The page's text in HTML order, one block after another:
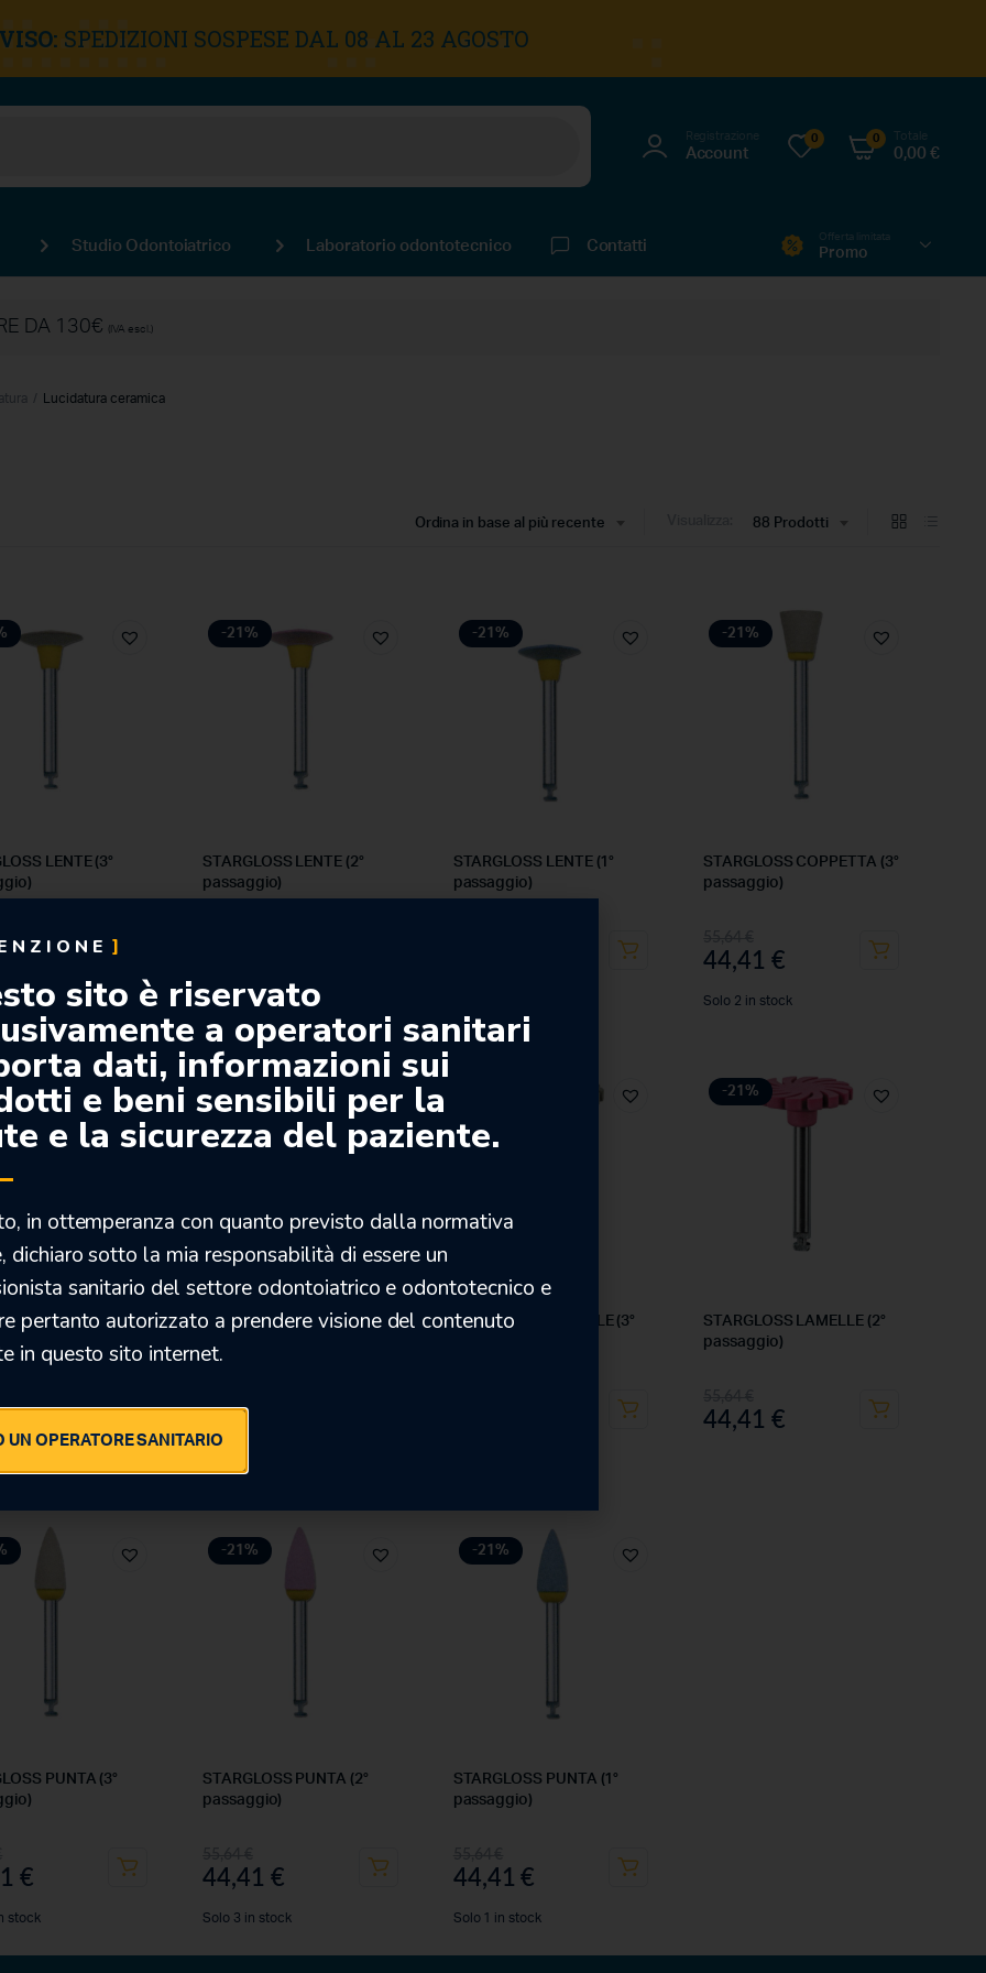
SPEDIZIONI SOSPESE DAL 08 AL 23 AGOSTO
Registrazione
Account
0 0 Totale
0,00€
Studio Odontoiatrico Laboratorio odontotecnico Contatti
Offerta limitata
Promo
DA 130€ (IVA escl.)
Lucidatura ceramica
Ordina in base al più recente 88 Prodotti
LENTE (3°
stock
-21%
STARGLOSS LENTE (2°
passaggio)
Solo 2 in stock
-21%
STARGLOSS LENTE (1°
passaggio)
-21%
STARGLOSS COPPETTA (3°
passaggio)
44,41€
Solo 2 in stock
COPPETTA (2°
-21%
STARGLOSS COPPETTA (1°
44,41
STARGLOSS LAMELLE (3°
-21%
STARGLOSS LAMELLE (2°
passaggio)
44,41€
PUNTA (3°
€
stock
-21%
STARGLOSS PUNTA (2°
passaggio)
44,41 €
Solo 3 in stock
-21%
STARGLOSS PUNTA (1°
passaggio)
44,41€
Solo 1 in stock
sito è riservato
a operatori sanitari
dati, informazioni sui
e beni sensibili per la
e la sicurezza del paziente.
in ottemperanza con quanto previsto dalla normativa
dichiaro sotto la mia responsabilità di essere un
sanitario del settore odontoiatrico e odontotecnico e
pertanto autorizzato a prendere visione del contenuto
in questo sito internet.
UN OPERATORE SANITARIO